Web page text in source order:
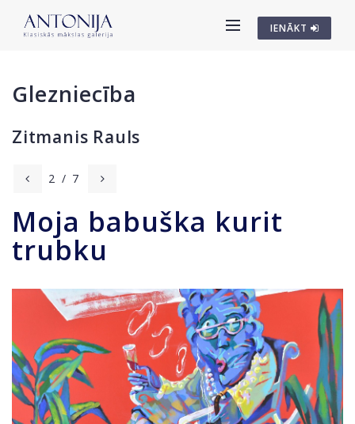
IENĀKT
Glezniecība
Zitmanis Rauls
2 / 7
Moja babuška kurit
trubku